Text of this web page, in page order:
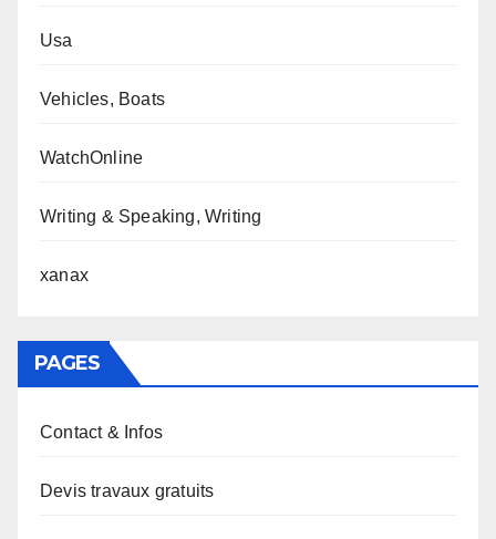
Usa
Vehicles, Boats
WatchOnline
Writing & Speaking, Writing
xanax
PAGES
Contact & Infos
Devis travaux gratuits